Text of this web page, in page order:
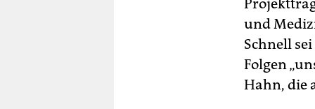
und
Schnell
Folgen
Hahn, die